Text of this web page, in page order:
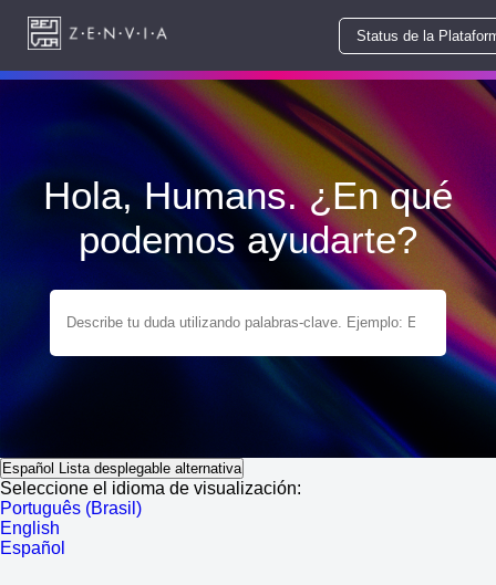
Status de la
Hola, Humans. ¿En qué
podemos ayudarte?
Español Lista desplegable alternativa
Seleccione el idioma de visualización:
Português (Brasil)
English
Español